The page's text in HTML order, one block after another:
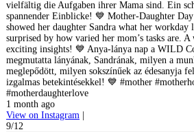
vielfältig die Aufgaben ihrer Mama sind. Ein
spannender Einblicke! 💙 Mother-Daughter
showed her daughter Sandra what her workday
surprised by how varied her mom’s tasks are.
exciting insights! 💙 Anya-lánya nap a WILD
megmutatta lányának, Sandrának, milyen a
meglepődött, milyen sokszínűek az édesanyja
izgalmas betekintésekkel! 💙 #mother
#motherdaughterlove
1 month ago
View on Instagram |
9/12